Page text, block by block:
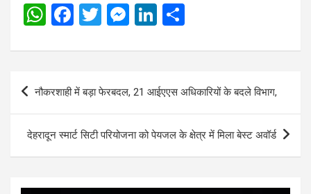
W
at
A
p
p
F
ce
b
o
o
k
T
tt
er
M
se
n
g
er
Li
ke
dI
n
ar
e
Post
navigation
नौकरशाही में बड़ा फेरबदल, 21 आईएएस अधिकारियों के बदले विभाग,
देहरादून स्मार्ट सिटी परियोजना को पेयजल के क्षेत्र में मिला बेस्ट अवॉर्ड